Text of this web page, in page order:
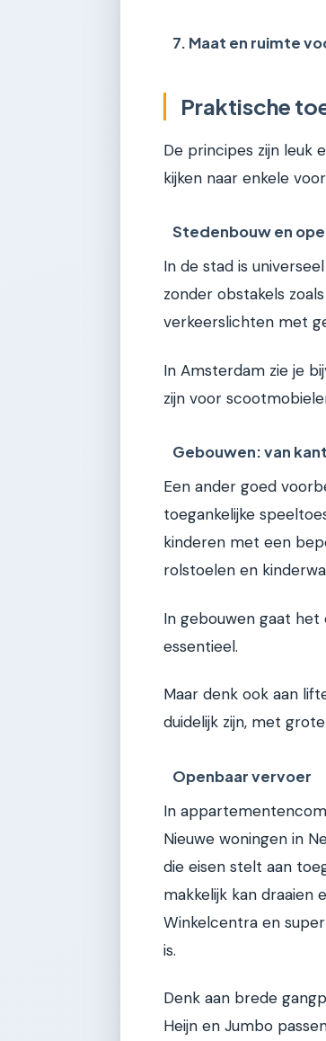
7. Maat en ruimte
Praktische
De principes zijn leuk
kijken naar enkele
Stedenbouw en
In de stad is
zonder obstakels
verkeerslichten met
In Amsterdam zie je
zijn voor
Gebouwen: van
Een ander goed
toegankelijke
kinderen met een
rolstoelen en
In gebouwen gaat
essentieel.
Maar denk ook aan
duidelijk zijn, met
Openbaar vervoer
In
Nieuwe woningen in
die eisen stelt aan
makkelijk kan draaien
Winkelcentra en
is.
Denk aan brede
Heijn en Jumbo